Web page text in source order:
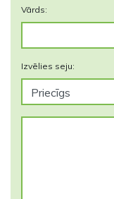
Vārds:
Izvēlies seju: